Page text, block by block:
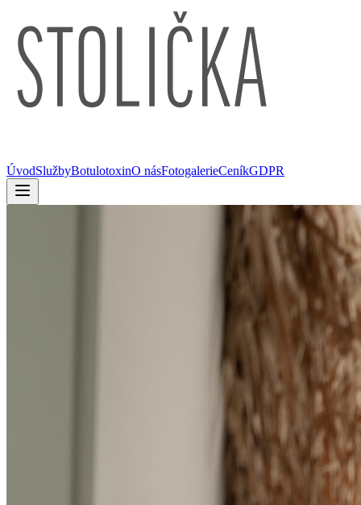
ÚvodSlužbyBotulotoxinO násFotogalerieCeníkGDPR